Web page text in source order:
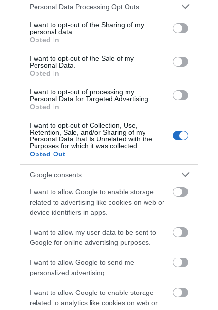
Please note that this website/app uses one or more Google
not limited to your visit or usage behaviour. You may click to
grant or deny consent to Google and its third-party tags to
use your data for below specified purposes in below Google
consent section.
Personal Data Processing Opt Outs
I want to opt-out of the Sharing of my
personal data.
Opted In
I want to opt-out of the Sale of my
Personal Data.
Opted In
I want to opt-out of processing my
Personal Data for Targeted Advertising.
Opted In
I want to opt-out of Collection, Use,
Retention, Sale, and/or Sharing of my
Personal Data that Is Unrelated with the
Purposes for which it was collected.
Opted Out
Google consents
I want to allow Google to enable storage
related to advertising like cookies on web or
device identifiers in apps.
I want to allow my user data to be sent to
Google for online advertising purposes.
I want to allow Google to send me
personalized advertising.
I want to allow Google to enable storage
related to analytics like cookies on web or
LongStoryShort
•2020. április 28.
A LongStoryShort! vicces videóval harcol a karantén
komorság ellen. A bulis Stay-t a zenekartagok a
családtagjaik és barátaik segítségével – ...